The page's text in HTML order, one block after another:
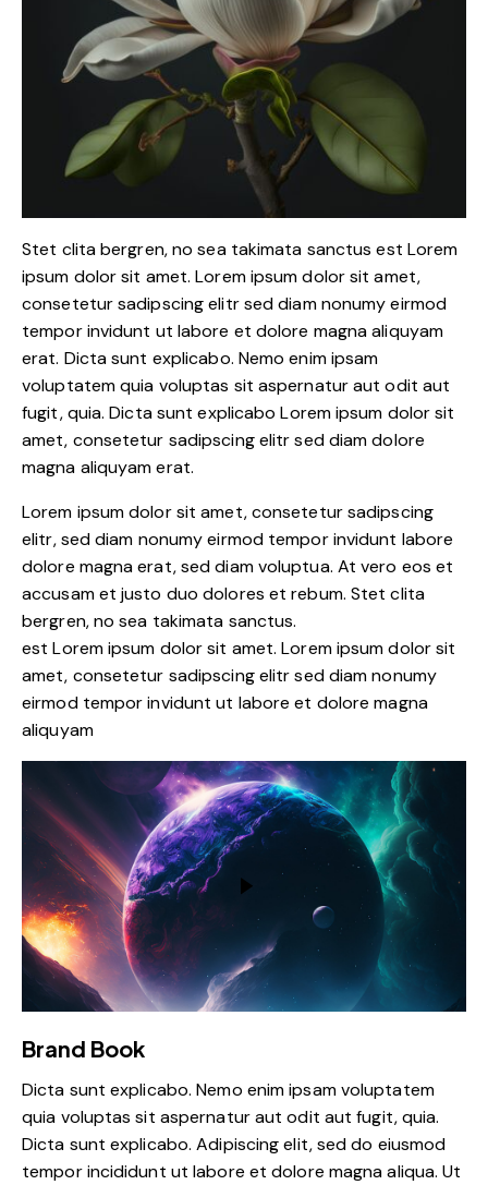
Stet clita bergren, no sea takimata sanctus est Lorem
ipsum dolor sit amet. Lorem ipsum dolor sit amet,
consetetur sadipscing elitr sed diam nonumy eirmod
tempor invidunt ut labore et dolore magna aliquyam
erat. Dicta sunt explicabo. Nemo enim ipsam
voluptatem quia voluptas sit aspernatur aut odit aut
fugit, quia. Dicta sunt explicabo Lorem ipsum dolor sit
amet, consetetur sadipscing elitr sed diam dolore
magna aliquyam erat.
Lorem ipsum dolor sit amet, consetetur sadipscing
elitr, sed diam nonumy eirmod tempor invidunt labore
dolore magna erat, sed diam voluptua. At vero eos et
accusam et justo duo dolores et rebum. Stet clita
bergren, no sea takimata sanctus.
est Lorem ipsum dolor sit amet. Lorem ipsum dolor sit
amet, consetetur sadipscing elitr sed diam nonumy
eirmod tempor invidunt ut labore et dolore magna
aliquyam
Brand Book
Dicta sunt explicabo. Nemo enim ipsam voluptatem
quia voluptas sit aspernatur aut odit aut fugit, quia.
Dicta sunt explicabo. Adipiscing elit, sed do eiusmod
tempor incididunt ut labore et dolore magna aliqua. Ut